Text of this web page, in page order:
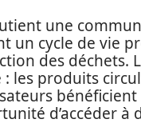
une
un cycle de vie
des déchets.
les produits
d’accéder